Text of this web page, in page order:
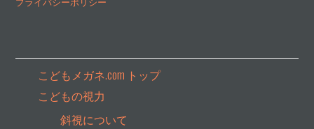
こどもメガネ.com トップ
こどもの視力
斜視について